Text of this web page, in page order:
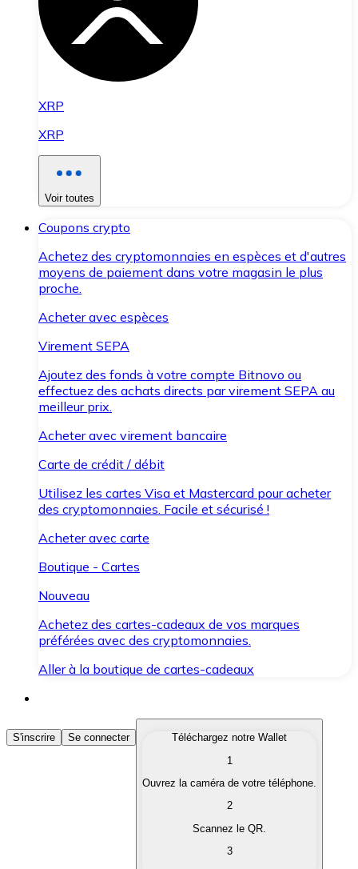
XRP
XRP
Voir toutes
Coupons crypto
Achetez des cryptomonnaies en espèces et d'autres
moyens de paiement dans votre magasin le plus
proche.
Acheter avec espèces
Virement SEPA
Ajoutez des fonds à votre compte Bitnovo ou
effectuez des achats directs par virement SEPA au
meilleur prix.
Acheter avec virement bancaire
Carte de crédit / débit
Utilisez les cartes Visa et Mastercard pour acheter
des cryptomonnaies. Facile et sécurisé !
Acheter avec carte
Boutique - Cartes
Nouveau
Achetez des cartes-cadeaux de vos marques
préférées avec des cryptomonnaies.
Aller à la boutique de cartes-cadeaux
Acheter des Cryptomonnaies
Achetez les cryptomonnaies qui vous intéressent
Convertissez vos cryptomonnaies en monnaie
S'inscrire Se connecter
Téléchargez notre Wallet
1
Ouvrez la caméra de votre téléphone.
2
Scannez le QR.
3